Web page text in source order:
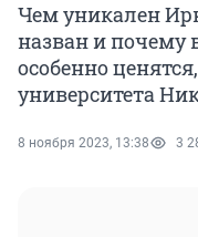
Чем уникален
назван и почему
особенно
университета
8 ноября 2023, 13:38 3